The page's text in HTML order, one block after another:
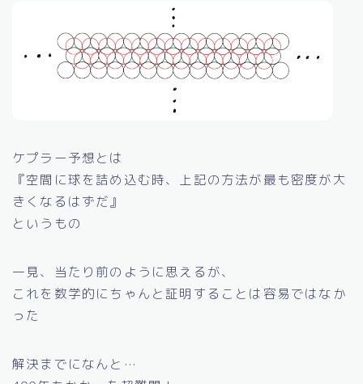
ケプラー予想とは
『空間に球を詰め込む時、上記の方法が最も密度が大
きくなるはずだ』
というもの
一見、当たり前のように思えるが、
これを数学的にちゃんと証明することは容易ではなか
った
解決までになんと…